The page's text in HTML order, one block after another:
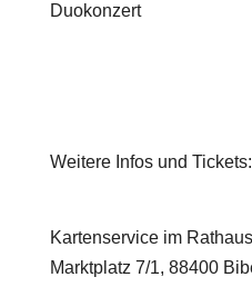
Duokonzert
Weitere Infos und Tickets:
Kartenservice im
Marktplatz 7/1, 88400